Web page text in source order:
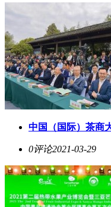
中国（国际）茶商
0评论2021-03-29